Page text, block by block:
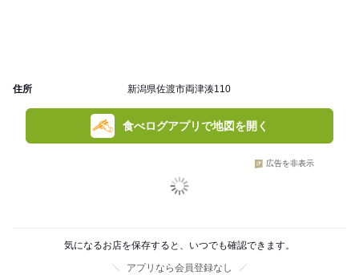
住所 新潟県佐渡市両津湊110
食べログアプリで地図を開く
広告を非表示
気になるお店を保存すると、いつでも確認できます。
アプリなら会員登録なし